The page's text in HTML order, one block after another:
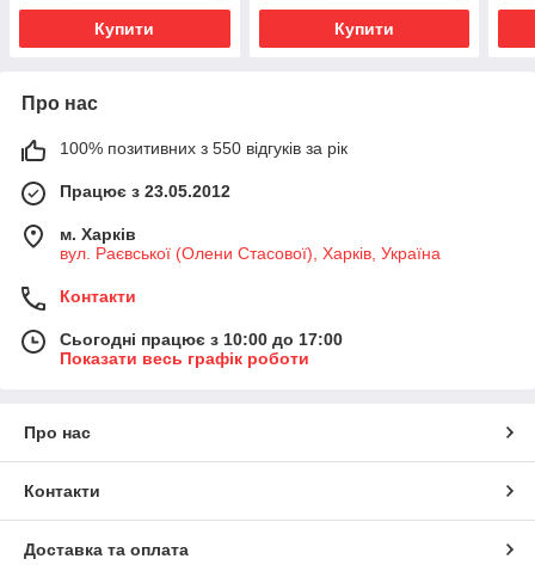
Купити Купити
Про нас
100% позитивних з 550 відгуків за рік
Працює з 23.05.2012
м. Харків
вул. Раєвської (Олени Стасової), Харків, Україна
Контакти
Сьогодні працює з 10:00 до 17:00
Показати весь графік роботи
Про нас
Контакти
Доставка та оплата